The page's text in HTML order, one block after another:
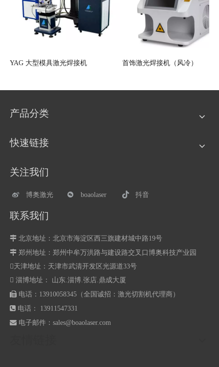
YAG 大型模具激光焊接机 首饰激光焊接机（风冷）
产品分类
快速链接
关注我们
博奥激光 boaolaser 抖音
联系我们
 北京地址：北京市海淀区西三旗建材城中路19号
 郑州地址： 郑州中牟万洪路与建设路交叉口博奥科技产业园
天津地址：天津市武清开发区光源道33号
 淄博地址： 山东.淄博.张店.鼎成大厦
 电话：13910058345（全国诚招：激光切割机代理商）
 电话： 13911547331
 电子邮件： sales@boaolaser.com